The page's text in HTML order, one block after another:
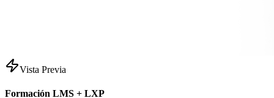
Vista Previa
Formación LMS + LXP